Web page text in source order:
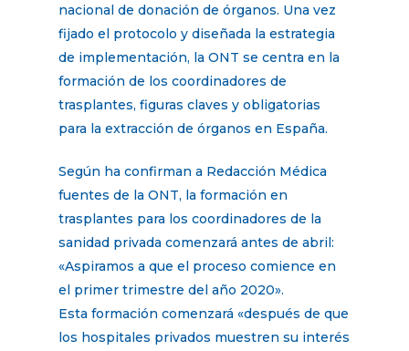
nacional de donación de órganos. Una vez
fijado el protocolo y diseñada la estrategia
de implementación, la ONT se centra en la
formación de los coordinadores de
trasplantes, figuras claves y obligatorias
para la extracción de órganos en España.
Según ha confirman a Redacción Médica
fuentes de la ONT, la formación en
trasplantes para los coordinadores de la
sanidad privada comenzará antes de abril:
«Aspiramos a que el proceso comience en
el primer trimestre del año 2020».
Esta formación comenzará «después de que
los hospitales privados muestren su interés